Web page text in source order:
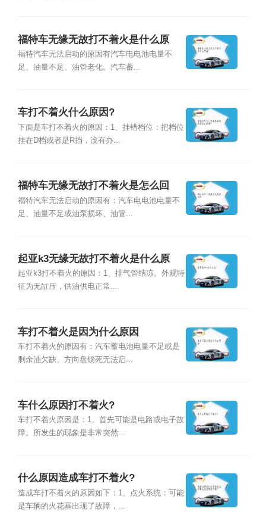
福特车无缘无故打不着火是什么原
因？
福特汽车无法启动的原因有汽车电电池电量不
足、油量不足、油管老化。汽车蓄...
车打不着火什么原因?
下面是车打不着火的原因：1、挂错档位：把档位
挂在D档或者是R挡，没有办...
福特车无缘无故打不着火是怎么回
事？
福特汽车无法启动的原因有：汽车电电池电量不
足、油量不足或油泵损坏、油管...
起亚k3无缘无故打不着火是什么原
因？
起亚k3打不着火的原因：1、排气管结冻。外观特
征为无缸压，供油供电正常...
车打不着火是因为什么原因
车打不着火的原因有：汽车蓄电池电量不足或是
剩余油欠缺、方向盘锁死无法启...
车什么原因打不着火?
车打不着火原因是：1、首先可能是电路或电子故
障。所发生的现象是非常突然...
什么原因造成车打不着火?
造成车打不着火的原因如下：1、点火系统：可能
是车辆的火花塞出现了故障，...